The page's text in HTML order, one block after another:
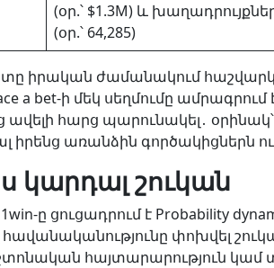
(օր.՝ $1.3M) և
(օր.՝ 64,285)
իրական ժամանակում
a bet-ի մեկ սեղմումը
ավելի հարց պարունակել․
առանձին գործակիցներն
կարդալ շուկան
ը ցուցադրում է Probability
հավանականությունը փոխվել
հայտարարություն կամ